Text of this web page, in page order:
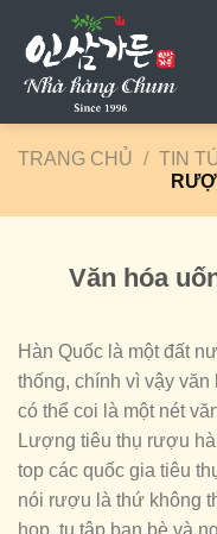
content
TRANG CHỦ / TIN
Văn hóa
Hàn Quốc là một đất
thống, chính vì vậy
có thể coi là một nét
Lượng tiêu thụ rượu
top các quốc gia tiêu
nói rượu là thứ không
họp, tụ tập bạn bè và